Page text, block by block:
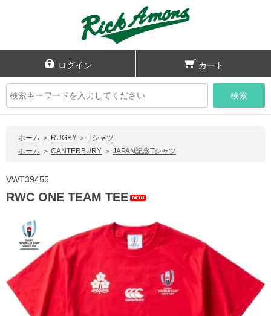
ログイン カート
検索
ホーム ＞ RUGBY ＞ Tシャツ
ホーム ＞ CANTERBURY ＞ JAPAN記念Tシャツ
VWT39455
RWC ONE TEAM TEE